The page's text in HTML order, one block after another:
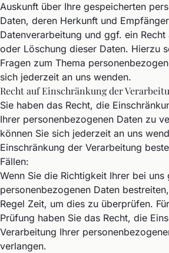
Auskunft über Ihre gespeicherten
Daten, deren Herkunft und
Datenverarbeitung und ggf. ein
oder Löschung dieser Daten. Hierzu
Fragen zum Thema
sich jederzeit an uns wenden.
Recht auf Einschränkung der
Sie haben das Recht, die
Ihrer personenbezogenen Daten zu
können Sie sich jederzeit an uns
Einschränkung der Verarbeitung
Fällen:
Wenn Sie die Richtigkeit Ihrer bei uns
personenbezogenen Daten
Regel Zeit, um dies zu überprüfen.
Prüfung haben Sie das Recht, die
Verarbeitung Ihrer
verlangen.